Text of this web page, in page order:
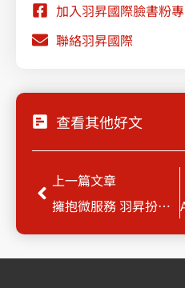
加入羽昇國際臉書粉專
聯絡羽昇國際
查看其他好文
Prev
上一篇文章
擁抱微服務 羽昇扮演醫療業強力後盾